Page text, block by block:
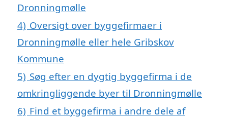
Dronningmølle
4) Oversigt over byggefirmaer i
Dronningmølle eller hele Gribskov
Kommune
5) Søg efter en dygtig byggefirma i de
omkringliggende byer til Dronningmølle
6) Find et byggefirma i andre dele af